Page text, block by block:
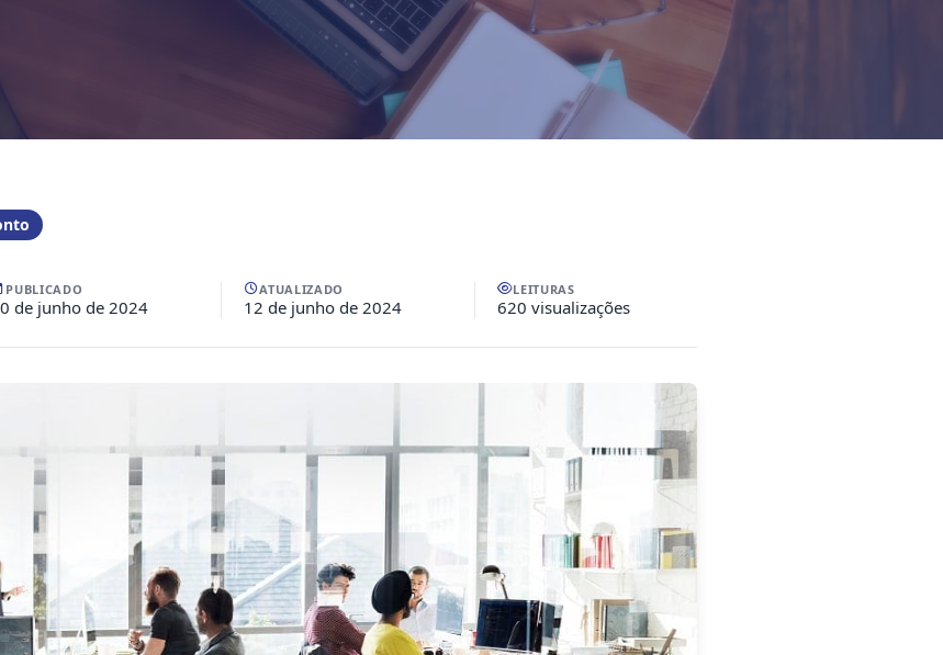
PUBLICADO
de junho de 2024
ATUALIZADO
12 de junho de 2024
LEITURAS
620 visualizações